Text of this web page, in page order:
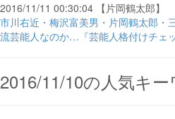
2016/11/11 00:30:04 【片岡鶴太郎】
市川右近・梅沢富美男・片岡鶴太郎・
流芸能人なのか…『芸能人格付けチェ
2016/11/10の人気キー